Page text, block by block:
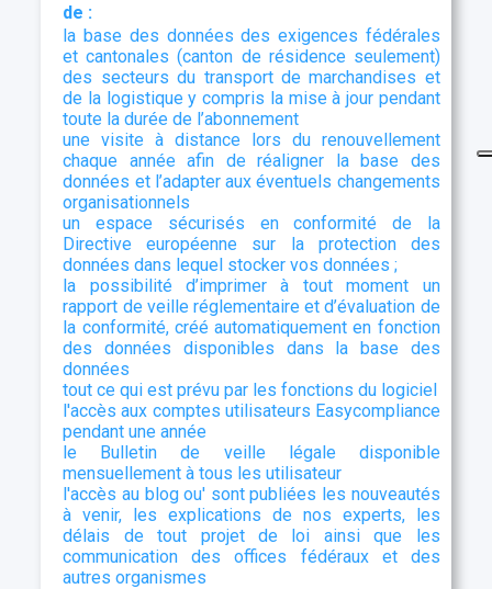
de :
la base des données des exigences fédérales
et cantonales (canton de résidence seulement)
des secteurs du transport de marchandises et
de la logistique y compris la mise à jour pendant
toute la durée de l’abonnement
une visite à distance lors du renouvellement
chaque année afin de réaligner la base des
données et l’adapter aux éventuels changements
organisationnels
un espace sécurisés en conformité de la
Directive européenne sur la protection des
données dans lequel stocker vos données ;
la possibilité d’imprimer à tout moment un
rapport de veille réglementaire et d’évaluation de
la conformité, créé automatiquement en fonction
des données disponibles dans la base des
données
tout ce qui est prévu par les fonctions du logiciel
l'accès aux comptes utilisateurs Easycompliance
pendant une année
le Bulletin de veille légale disponible
mensuellement à tous les utilisateur
l'accès au blog ou' sont publiées les nouveautés
à venir, les explications de nos experts, les
délais de tout projet de loi ainsi que les
communication des offices fédéraux et des
autres organismes